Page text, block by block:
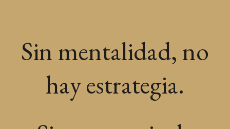
Sin mentalidad, no
hay estrategia.